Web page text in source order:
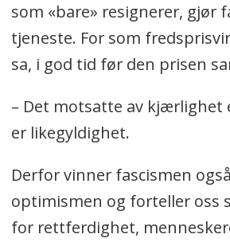
som «bare» resignerer, gjør
tjeneste. For som
sa, i god tid før den prisen
– Det motsatte av kjærlighet
er likegyldighet.
Derfor vinner fascismen
optimismen og forteller oss
for rettferdighet,